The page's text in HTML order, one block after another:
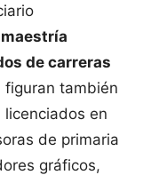
maestría
de carreras
también
en
de primaria
gráficos,